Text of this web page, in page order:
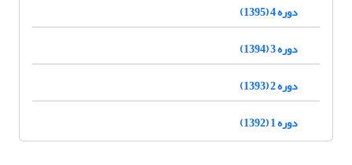
دوره 4 (1395)
دوره 3 (1394)
دوره 2 (1393)
دوره 1 (1392)